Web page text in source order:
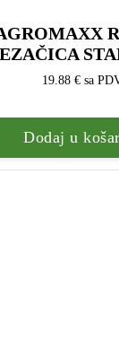
19.88€ sa
Dodaj u